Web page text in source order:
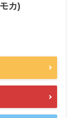
カ)